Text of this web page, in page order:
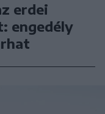
erdei
engedély